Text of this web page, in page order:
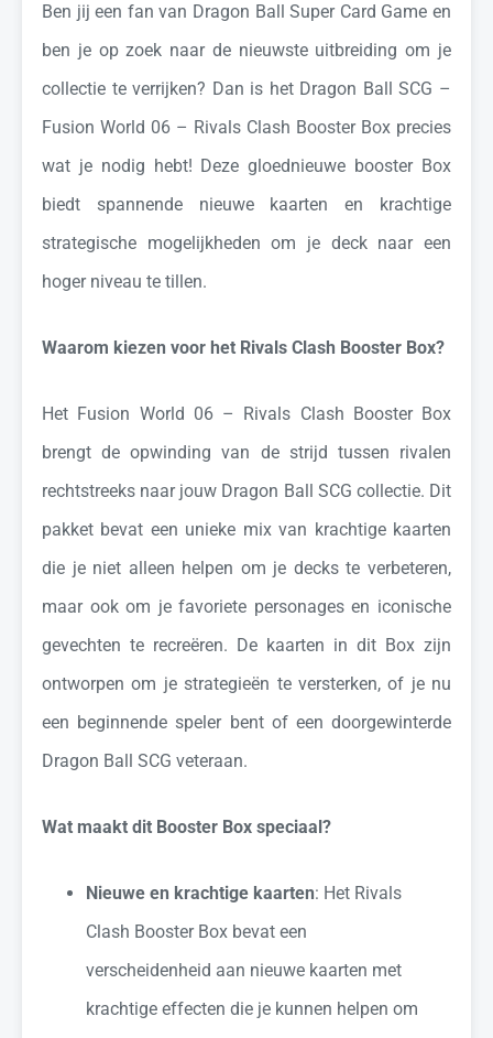
Ben jij een fan van Dragon Ball Super Card Game en
ben je op zoek naar de nieuwste uitbreiding om je
collectie te verrijken? Dan is het Dragon Ball SCG –
Fusion World 06 – Rivals Clash Booster Box precies
wat je nodig hebt! Deze gloednieuwe booster Box
biedt spannende nieuwe kaarten en krachtige
strategische mogelijkheden om je deck naar een
hoger niveau te tillen.
Waarom kiezen voor het Rivals Clash Booster Box?
Het Fusion World 06 – Rivals Clash Booster Box
brengt de opwinding van de strijd tussen rivalen
rechtstreeks naar jouw Dragon Ball SCG collectie. Dit
pakket bevat een unieke mix van krachtige kaarten
die je niet alleen helpen om je decks te verbeteren,
maar ook om je favoriete personages en iconische
gevechten te recreëren. De kaarten in dit Box zijn
ontworpen om je strategieën te versterken, of je nu
een beginnende speler bent of een doorgewinterde
Dragon Ball SCG veteraan.
Wat maakt dit Booster Box speciaal?
Nieuwe en krachtige kaarten: Het Rivals
Clash Booster Box bevat een
verscheidenheid aan nieuwe kaarten met
krachtige effecten die je kunnen helpen om